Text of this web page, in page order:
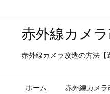
赤外線カメ
赤外線カメラ改造の方法
ホーム 赤外線カメ